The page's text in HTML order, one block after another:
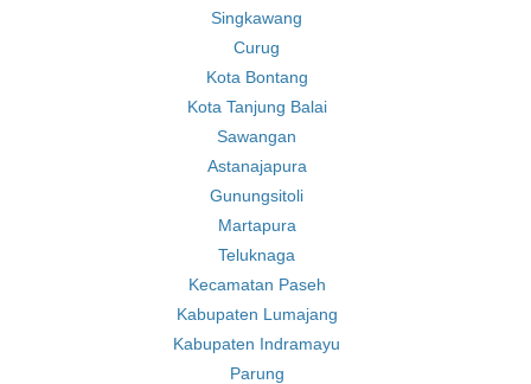
Singkawang
Curug
Kota Bontang
Kota Tanjung Balai
Sawangan
Astanajapura
Gunungsitoli
Martapura
Teluknaga
Kecamatan Paseh
Kabupaten Lumajang
Kabupaten Indramayu
Parung